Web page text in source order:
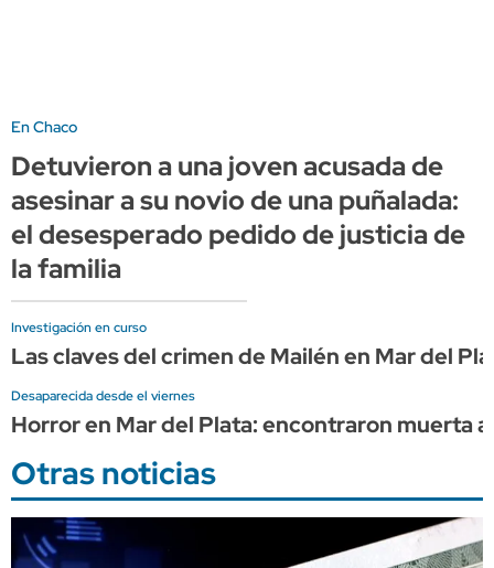
En Chaco
Detuvieron a una joven acusada de
asesinar a su novio de una puñalada:
el desesperado pedido de justicia de
la familia
Investigación en curso
Las claves del crimen de Mailén en Mar del
Desaparecida desde el viernes
Horror en Mar del Plata: encontraron muerta
Otras noticias